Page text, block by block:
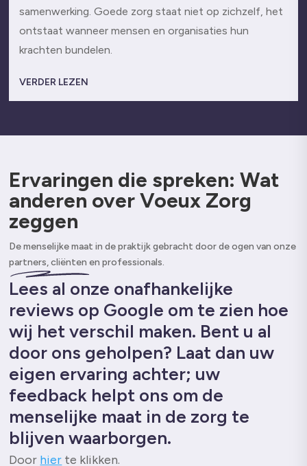
samenwerking. Goede zorg staat niet op zichzelf, het
ontstaat wanneer mensen en organisaties hun
krachten bundelen.
VERDER LEZEN
Ervaringen die spreken: Wat
anderen over Voeux Zorg
zeggen
De menselijke maat in de praktijk gebracht door de ogen van onze
partners, cliënten en professionals.
Lees al onze onafhankelijke
reviews op Google om te zien hoe
wij het verschil maken. Bent u al
door ons geholpen? Laat dan uw
eigen ervaring achter; uw
feedback helpt ons om de
menselijke maat in de zorg te
blijven waarborgen.
Door hier te klikken.